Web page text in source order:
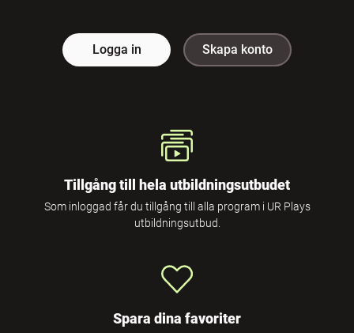
Logga in Skapa konto
Tillgång till hela utbildningsutbudet
Som inloggad får du tillgång till alla program i UR Plays
utbildningsutbud.
Spara dina favoriter